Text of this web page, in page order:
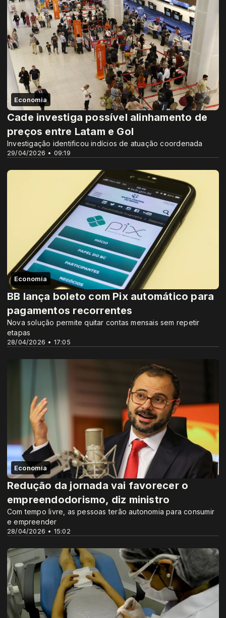
Economia
29/04/2026 • 09:19
Cade investiga possível alinhamento de
preços entre Latam e Gol
Investigação identificou indícios de atuação coordenada
Economia
28/04/2026 • 17:05
BB lança boleto com Pix automático para
pagamentos recorrentes
Nova solução permite quitar contas mensais sem repetir
etapas
Economia
28/04/2026 • 15:02
Redução da jornada vai favorecer o
empreendodorismo, diz ministro
Com tempo livre, as pessoas terão autonomia para consumir
e empreender